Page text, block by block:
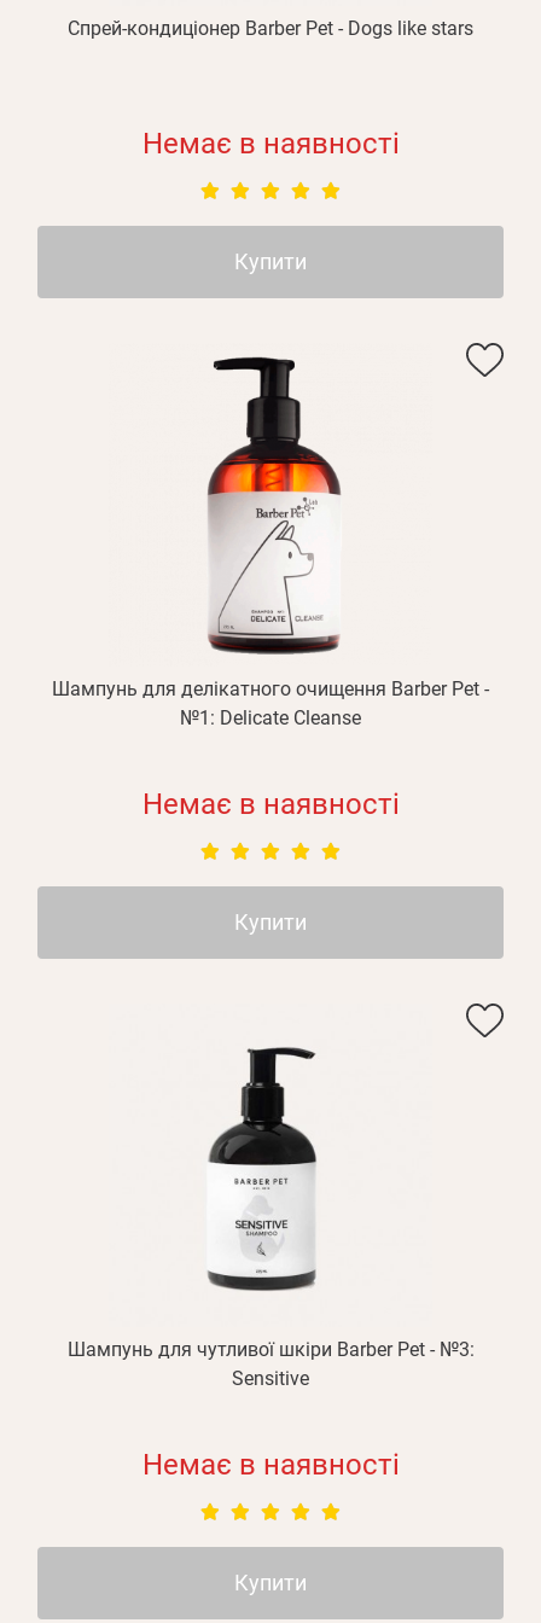
Спрей-кондиціонер Barber Pet - Dogs like stars
Немає в наявності
Купити
Шампунь для делікатного очищення Barber Pet -
№1: Delicate Cleanse
Немає в наявності
Купити
Шампунь для чутливої шкіри Barber Pet - №3:
Sensitive
Немає в наявності
Купити
Зареєструватися